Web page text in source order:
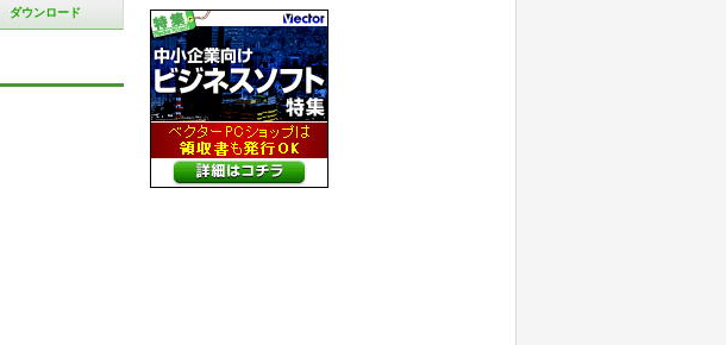
ダウンロード